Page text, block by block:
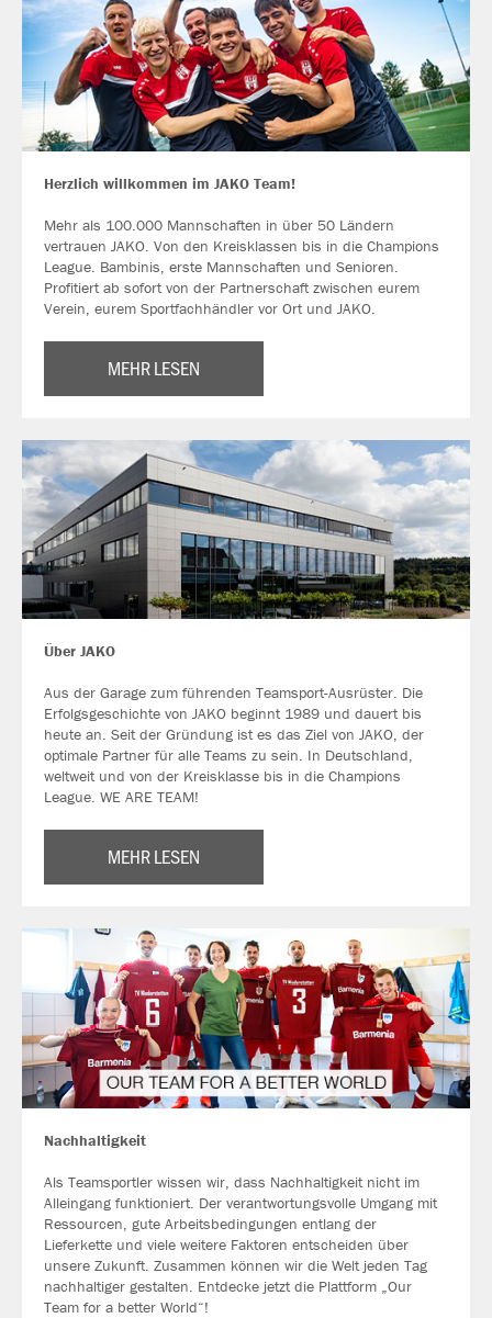
Herzlich willkommen im JAKO Team!
Mehr als 100.000 Mannschaften in über 50 Ländern
vertrauen JAKO. Von den Kreisklassen bis in die Champions
League. Bambinis, erste Mannschaften und Senioren.
Profitiert ab sofort von der Partnerschaft zwischen eurem
Verein, eurem Sportfachhändler vor Ort und JAKO.
MEHR LESEN
Über JAKO
Aus der Garage zum führenden Teamsport-Ausrüster. Die
Erfolgsgeschichte von JAKO beginnt 1989 und dauert bis
heute an. Seit der Gründung ist es das Ziel von JAKO, der
optimale Partner für alle Teams zu sein. In Deutschland,
weltweit und von der Kreisklasse bis in die Champions
League. WE ARE TEAM!
MEHR LESEN
Nachhaltigkeit
Als Teamsportler wissen wir, dass Nachhaltigkeit nicht im
Alleingang funktioniert. Der verantwortungsvolle Umgang mit
Ressourcen, gute Arbeitsbedingungen entlang der
Lieferkette und viele weitere Faktoren entscheiden über
unsere Zukunft. Zusammen können wir die Welt jeden Tag
nachhaltiger gestalten. Entdecke jetzt die Plattform „Our
Team for a better World“!